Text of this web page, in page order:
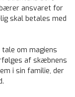
bærer ansvaret for
skal betales med
om magiens
af skæbnens
i sin familie, der